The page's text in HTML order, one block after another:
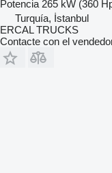
Potencia 265 kW (360
Turquía, İstanbul
ERCAL TRUCKS
Contacte con el